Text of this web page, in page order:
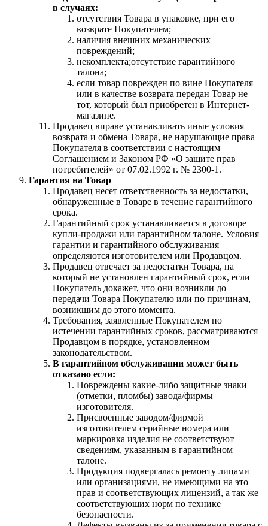
в случаях:
отсутствия Товара в упаковке, при его
возврате Покупателем;
наличия внешних механических
повреждений;
некомплекта;отсутствие гарантийного
талона;
если товар поврежден по вине Покупателя
или в качестве возврата передан Товар не
тот, который был приобретен в Интернет-
магазине.
Продавец вправе устанавливать иные условия
возврата и обмена Товара, не нарушающие права
Покупателя в соответствии с настоящим
Соглашением и Законом РФ «О защите прав
потребителей» от 07.02.1992 г. № 2300-1.
Гарантия на Товар
Продавец несет ответственность за недостатки,
обнаруженные в Товаре в течение гарантийного
срока.
Гарантийный срок устанавливается в договоре
купли-продажи или гарантийном талоне. Условия
гарантии и гарантийного обслуживания
определяются изготовителем или Продавцом.
Продавец отвечает за недостатки Товара, на
который не установлен гарантийный срок, если
Покупатель докажет, что они возникли до
передачи Товара Покупателю или по причинам,
возникшим до этого момента.
Требования, заявленные Покупателем по
истечении гарантийных сроков, рассматриваются
Продавцом в порядке, установленном
законодательством.
В гарантийном обслуживании может быть
отказано если:
Повреждены какие-либо защитные знаки
(отметки, пломбы) завода/фирмы –
изготовителя.
Присвоенные заводом/фирмой
изготовителем серийные номера или
маркировка изделия не соответствуют
сведениям, указанным в гарантийном
талоне.
Продукция подвергалась ремонту лицами
или организациями, не имеющими на это
прав и соответствующих лицензий, а так же
соответствующих норм по технике
безопасности.